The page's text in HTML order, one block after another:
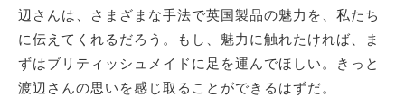
辺さんは、さまざまな手法で英国製品の魅力を、私たち
に伝えてくれるだろう。もし、魅力に触れたければ、ま
ずはブリティッシュメイドに足を運んでほしい。きっと
渡辺さんの思いを感じ取ることができるはずだ。